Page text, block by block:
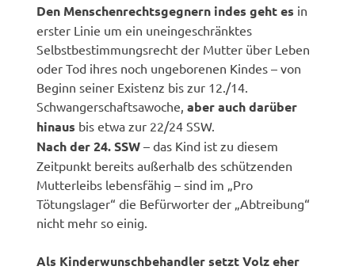
Den Menschenrechtsgegnern indes geht es in
erster Linie um ein uneingeschränktes
Selbstbestimmungsrecht der Mutter über Leben
oder Tod ihres noch ungeborenen Kindes – von
Beginn seiner Existenz bis zur 12./14.
Schwangerschaftsawoche,aber auch darüber
hinaus bis etwa zur 22/24 SSW.
Nach der 24. SSW – das Kind ist zu diesem
Zeitpunkt bereits außerhalb des schützenden
Mutterleibs lebensfähig – sind im „Pro
Tötungslager“ die Befürworter der „Abtreibung“
nicht mehr so einig.
Als Kinderwunschbehandler setzt Volz eher